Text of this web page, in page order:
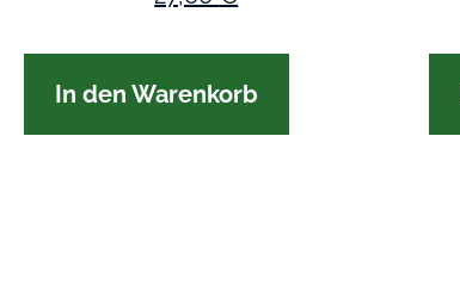
In den Warenkorb